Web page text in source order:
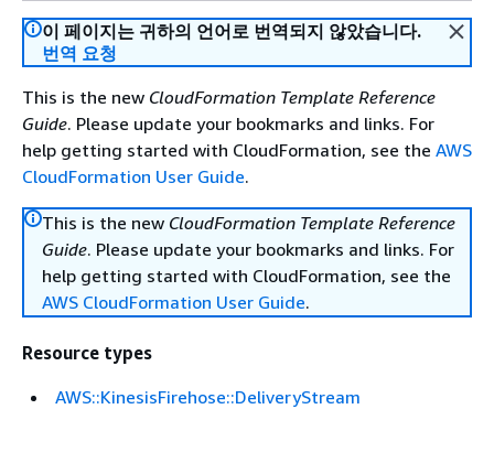
이 페이지는 귀하의 언어로 번역되지 않았습니다.
번역 요청
This is the new CloudFormation Template Reference
Guide. Please update your bookmarks and links. For
help getting started with CloudFormation, see the AWS
CloudFormation User Guide.
This is the new CloudFormation Template Reference
Guide. Please update your bookmarks and links. For
help getting started with CloudFormation, see the
AWS CloudFormation User Guide.
Resource types
AWS::KinesisFirehose::DeliveryStream